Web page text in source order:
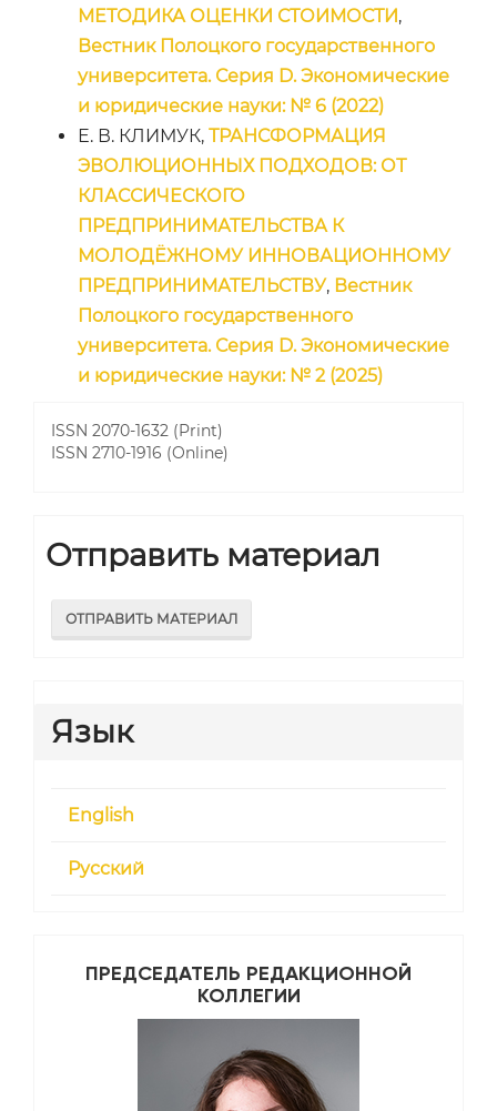
МЕТОДИКА ОЦЕНКИ СТОИМОСТИ,
Вестник Полоцкого государственного
университета. Серия D. Экономические
и юридические науки: № 6 (2022)
Е. В. КЛИМУК, ТРАНСФОРМАЦИЯ
ЭВОЛЮЦИОННЫХ ПОДХОДОВ: ОТ
КЛАССИЧЕСКОГО
ПРЕДПРИНИМАТЕЛЬСТВА К
МОЛОДЁЖНОМУ ИННОВАЦИОННОМУ
ПРЕДПРИНИМАТЕЛЬСТВУ, Вестник
Полоцкого государственного
университета. Серия D. Экономические
и юридические науки: № 2 (2025)
ISSN 2070-1632 (Print)
ISSN 2710-1916 (Online)
Отправить материал
ОТПРАВИТЬ МАТЕРИАЛ
Язык
English
Русский
ПРЕДСЕДАТЕЛЬ РЕДАКЦИОННОЙ
КОЛЛЕГИИ